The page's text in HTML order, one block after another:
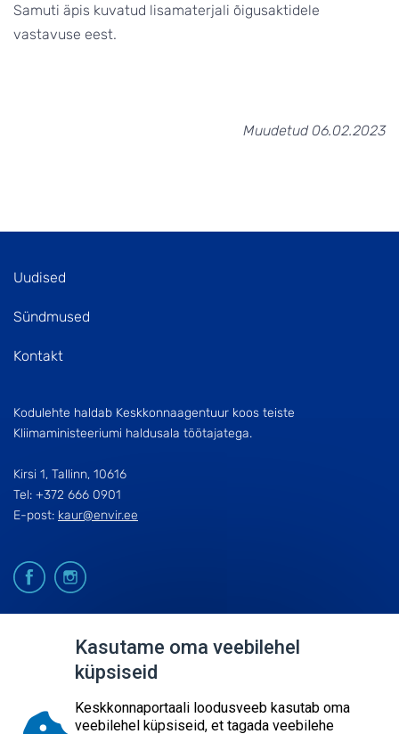
Samuti äpis kuvatud lisamaterjali õigusaktidele
vastavuse eest.
Muudetud 06.02.2023
Uudised
Sündmused
Kontakt
KESKKONNAAGENTUUR
ESITA PÄRING
Kodulehte haldab Keskkonnaagentuur koos teiste
Kliimaministeeriumi haldusala töötajatega.
Kirsi 1, Tallinn, 10616
Tel: +372 666 0901
E-post: kaur@envir.ee
Kasutame oma veebilehel
küpsiseid
Keskkonnaportaali loodusveeb kasutab oma
veebilehel küpsiseid, et tagada veebilehe